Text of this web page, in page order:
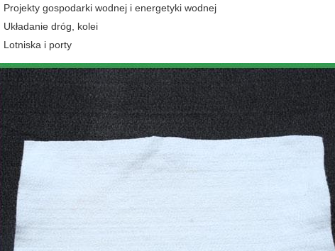
Projekty gospodarki wodnej i energetyki wodnej
Układanie dróg, kolei
Lotniska i porty